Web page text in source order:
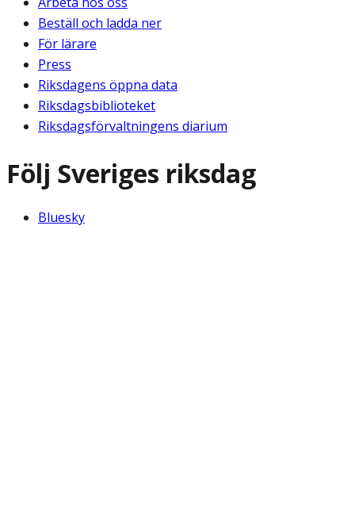
Beställ och ladda ner
För lärare
Press
Riksdagens öppna data
Riksdagsbiblioteket
Riksdagsförvaltningens diarium
Följ Sveriges riksdag
Bluesky